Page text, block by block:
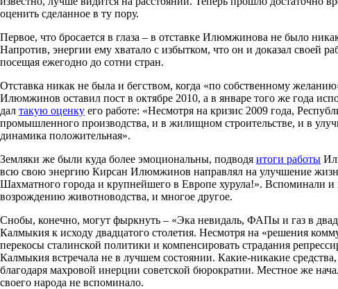
оценить сделанное в ту пору.
Первое, что бросается в глаза – в отставке Илюмжинова не было
Напротив, энергии ему хватало с избытком, что он и доказал
посещая ежегодно до сотни стран.
Отставка никак не была и бегством, когда «по собственному
Илюмжинов оставил пост в октябре 2010, а в январе того же года
дал такую оценку его работе: «Несмотря на кризис 2009 года,
промышленного производства, и в жилищном строительстве, и в
динамика положительная».
Земляки же были куда более эмоциональны, подводя итоги работы
всю свою энергию Кирсан Илюмжинов направлял на улучшение
Шахматного города и крупнейшего в Европе хурула!». Вспоминали
возрождению животноводства, и многое другое.
Снобы, конечно, могут фыркнуть – «Эка невидаль, ФАПы и газ в
Калмыкия к исходу двадцатого столетия. Несмотря на «решения
перекосы сталинской политики и компенсировать страдания
Калмыкия встречала не в лучшем состоянии. Какие-никакие
благодаря махровой инерции советской бюрократии. Местное же
своего народа не вспоминало.